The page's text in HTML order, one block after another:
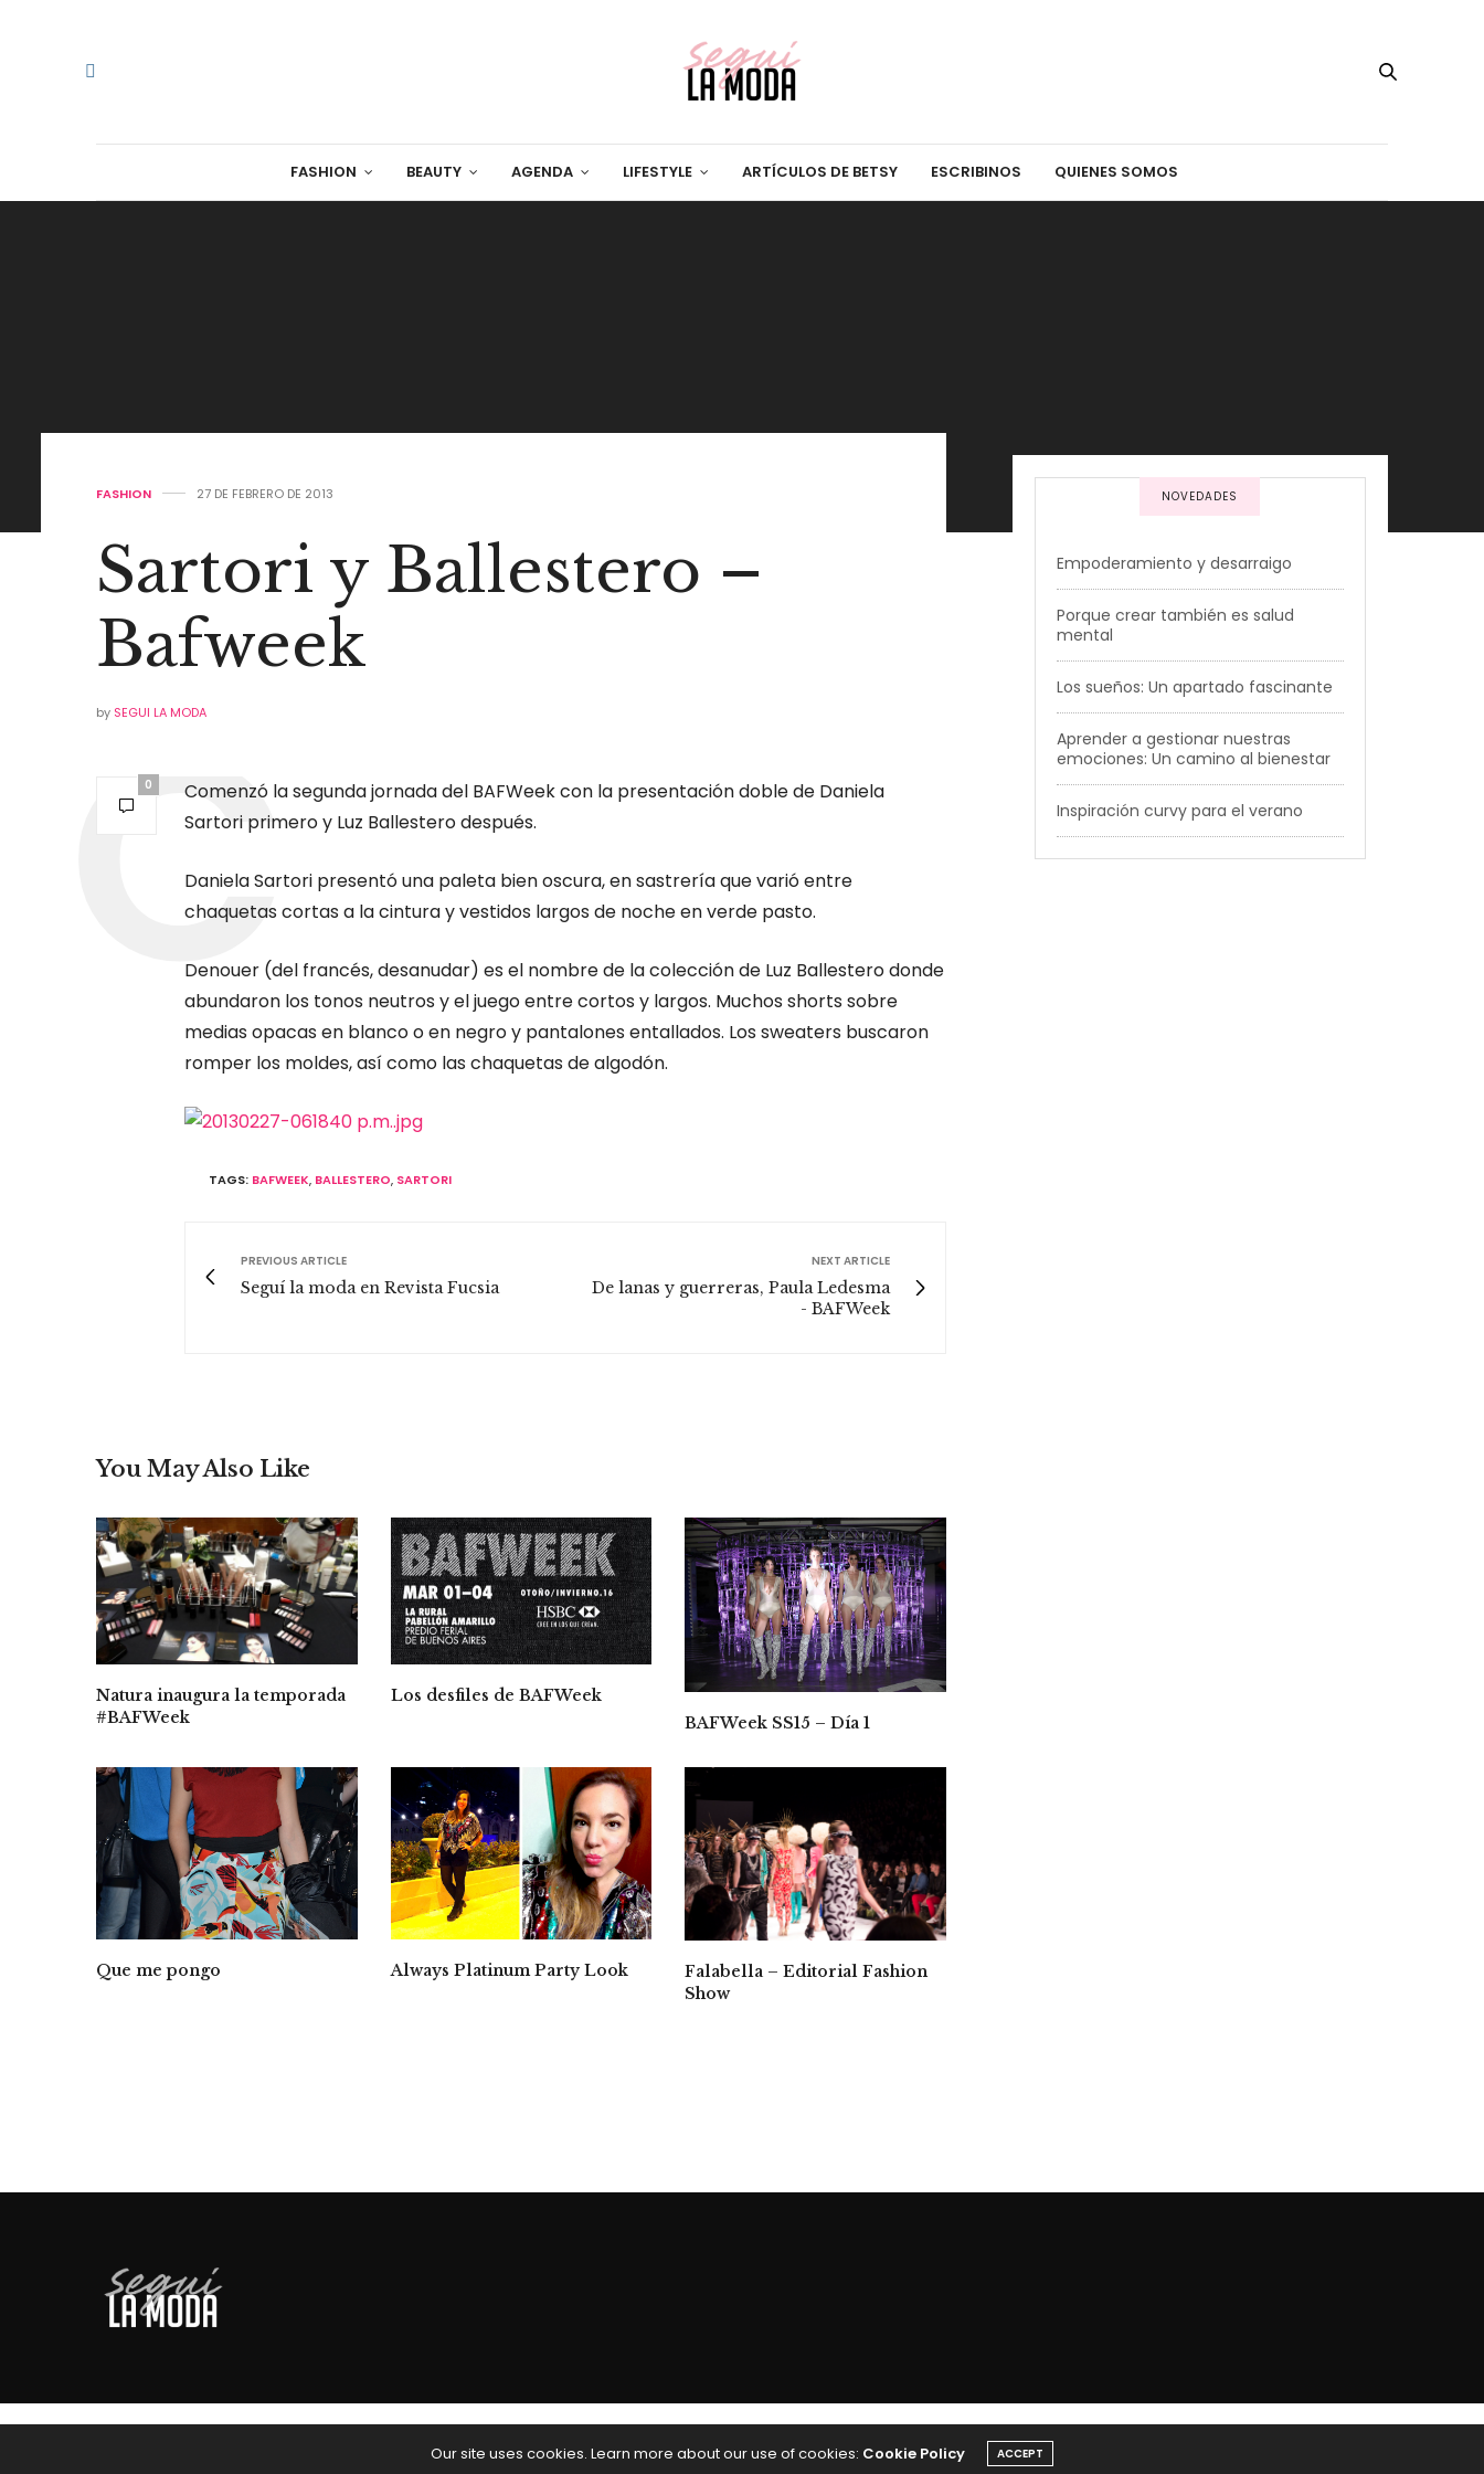
FASHION BEAUTY AGENDA LIFESTYLE ARTÍCULOS DE BETSY ESCRIBINOS QUIENES SOMOS
FASHION 27 DE FEBRERO DE 2013
Sartori y Ballestero –
Bafweek
by SEGUI LA MODA
0
Comenzó la segunda jornada del BAFWeek con la presentación doble de Daniela
Sartori primero y Luz Ballestero después.
Daniela Sartori presentó una paleta bien oscura, en sastrería que varió entre
chaquetas cortas a la cintura y vestidos largos de noche en verde pasto.
Denouer (del francés, desanudar) es el nombre de la colección de Luz Ballestero donde
abundaron los tonos neutros y el juego entre cortos y largos. Muchos shorts sobre
medias opacas en blanco o en negro y pantalones entallados. Los sweaters buscaron
romper los moldes, así como las chaquetas de algodón.
TAGS: BAFWEEK, BALLESTERO, SARTORI
PREVIOUS ARTICLE
Seguí la moda en Revista Fucsia
NEXT ARTICLE
De lanas y guerreras, Paula Ledesma
- BAFWeek
You May Also Like
Natura inaugura la temporada
#BAFWeek
Los desfiles de BAFWeek
BAFWeek SS15 – Día 1
Que me pongo Always Platinum Party Look
Falabella – Editorial Fashion
Show
NOVEDADES
Empoderamiento y desarraigo
Porque crear también es salud
mental
Los sueños: Un apartado fascinante
Aprender a gestionar nuestras
emociones: Un camino al bienestar
Inspiración curvy para el verano
Our site uses cookies. Learn more about our use of cookies: Cookie Policy ACCEPT